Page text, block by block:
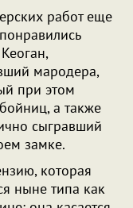
работ еще
мародера,
при этом
а также
сыгравший
замке.
которая
ныне типа как